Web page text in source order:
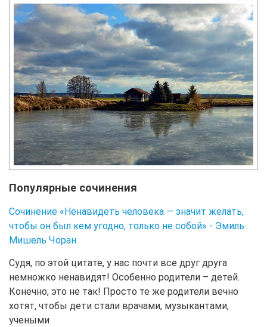
Популярные сочинения
Сочинение «Ненавидеть человека — значит желать,
чтобы он был кем угодно, только не собой» - Эмиль
Мишель Чоран
Судя, по этой цитате, у нас почти все друг друга
немножко ненавидят! Особенно родители – детей.
Конечно, это не так! Просто те же родители вечно
хотят, чтобы дети стали врачами, музыкантами,
учеными